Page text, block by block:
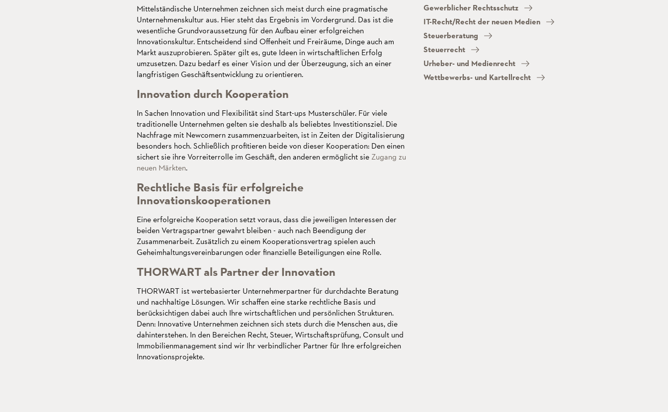
Mittelständische Unternehmen zeichnen sich meist durch eine pragmatische
Unternehmenskultur aus. Hier steht das Ergebnis im Vordergrund. Das ist die
wesentliche Grundvoraussetzung für den Aufbau einer erfolgreichen
Innovationskultur. Entscheidend sind Offenheit und Freiräume, Dinge auch am
Markt auszuprobieren. Später gilt es, gute Ideen in wirtschaftlichen Erfolg
umzusetzen. Dazu bedarf es einer Vision und der Überzeugung, sich an einer
langfristigen Geschäftsentwicklung zu orientieren.
Innovation durch Kooperation
In Sachen Innovation und Flexibilität sind Start-ups Musterschüler. Für viele
traditionelle Unternehmen gelten sie deshalb als beliebtes Investitionsziel. Die
Nachfrage mit Newcomern zusammenzuarbeiten, ist in Zeiten der Digitalisierung
besonders hoch. Schließlich profitieren beide von dieser Kooperation: Den einen
sichert sie ihre Vorreiterrolle im Geschäft, den anderen ermöglicht sie Zugang zu
neuen Märkten.
Rechtliche Basis für erfolgreiche
Innovationskooperationen
Eine erfolgreiche Kooperation setzt voraus, dass die jeweiligen Interessen der
beiden Vertragspartner gewahrt bleiben - auch nach Beendigung der
Zusammenarbeit. Zusätzlich zu einem Kooperationsvertrag spielen auch
Geheimhaltungsvereinbarungen oder finanzielle Beteiligungen eine Rolle.
THORWART als Partner der Innovation
THORWART ist wertebasierter Unternehmerpartner für durchdachte Beratung
und nachhaltige Lösungen. Wir schaffen eine starke rechtliche Basis und
berücksichtigen dabei auch Ihre wirtschaftlichen und persönlichen Strukturen.
Denn: Innovative Unternehmen zeichnen sich stets durch die Menschen aus, die
dahinterstehen. In den Bereichen Recht, Steuer, Wirtschaftsprüfung, Consult und
Immobilienmanagement sind wir Ihr verbindlicher Partner für Ihre erfolgreichen
Innovationsprojekte.
Gewerblicher Rechtsschutz
IT-Recht/Recht der neuen Medien
Steuerberatung
Steuerrecht
Urheber- und Medienrecht
Wettbewerbs- und Kartellrecht